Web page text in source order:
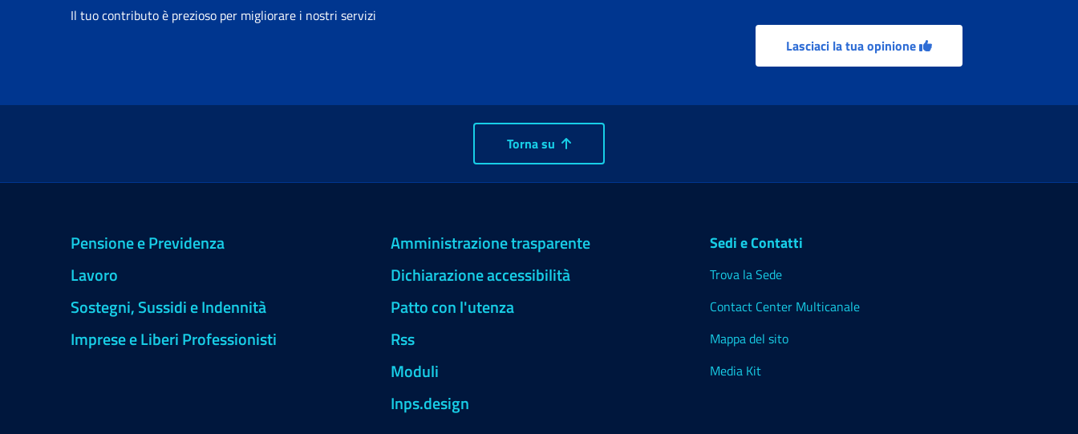
Il tuo contributo è prezioso per migliorare i nostri servizi
Lasciaci la tua opinione
Torna su
Pensione e Previdenza
Lavoro
Sostegni, Sussidi e Indennità
Imprese e Liberi Professionisti
Amministrazione trasparente
Dichiarazione accessibilità
Patto con l'utenza
Rss
Moduli
Inps.design
Sedi e Contatti
Trova la Sede
Contact Center Multicanale
Mappa del sito
Media Kit